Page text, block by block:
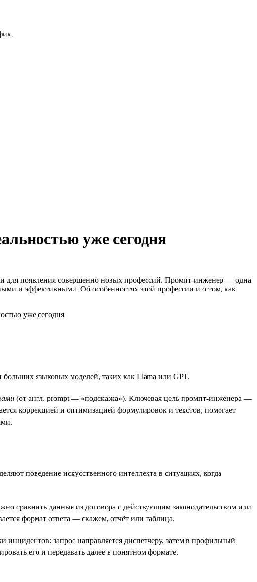
уже сегодня
для появления совершенно новых профессий. Промпт-инженер — одна
и эффективными. Об особенностях этой профессии и о том, как
языковых моделей, таких как Llama или GPT.
(от англ. prompt — «подсказка»). Ключевая цель промпт-инженера —
коррекцией и оптимизацией формулировок и текстов, помогает
поведение искусственного интеллекта в ситуациях, когда
сравнить данные из договора с действующим законодательством или
формат ответа — скажем, отчёт или таблица.
запрос направляется диспетчеру, затем в профильный
его и передавать далее в понятном формате.